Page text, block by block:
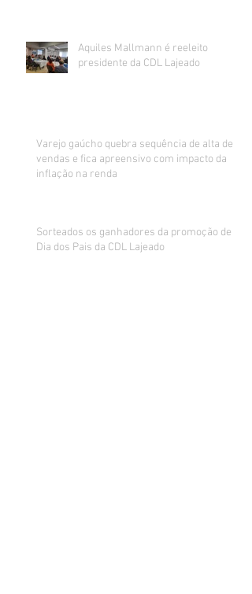
Aquiles Mallmann é reeleito
presidente da CDL Lajeado
Varejo gaúcho quebra sequência de alta de
vendas e fica apreensivo com impacto da
inflação na renda
Sorteados os ganhadores da promoção de
Dia dos Pais da CDL Lajeado